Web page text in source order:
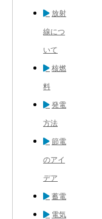
放射
線につ
いて
核燃
料
発電
方法
節電
のアイ
デア
蓄電
電気